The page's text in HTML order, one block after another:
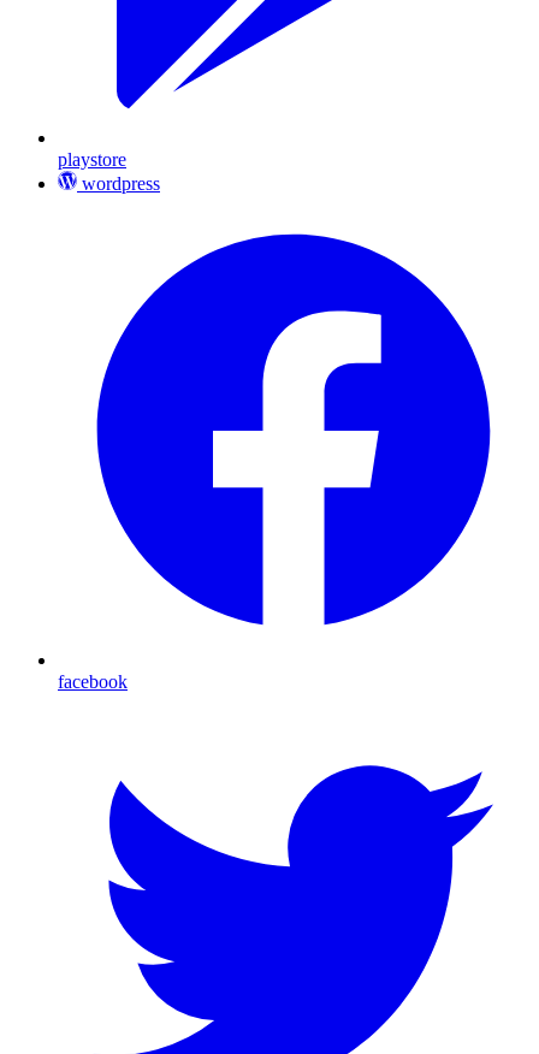
playstore
wordpress
facebook